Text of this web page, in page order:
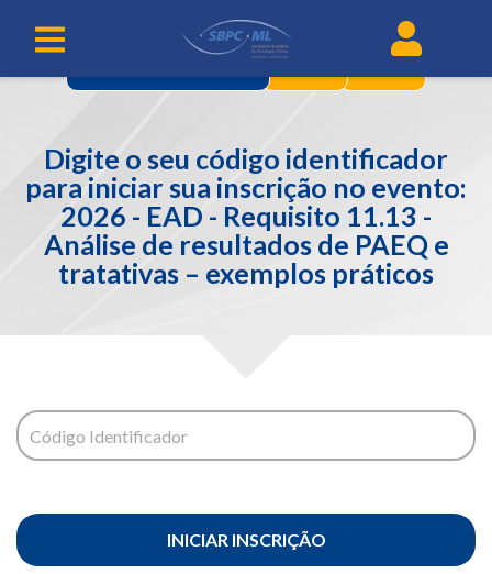
Digite o seu código identificador
para iniciar sua inscrição no evento:
2026 - EAD - Requisito 11.13 -
Análise de resultados de PAEQ e
tratativas – exemplos práticos
Código Identificador
INICIAR INSCRIÇÃO